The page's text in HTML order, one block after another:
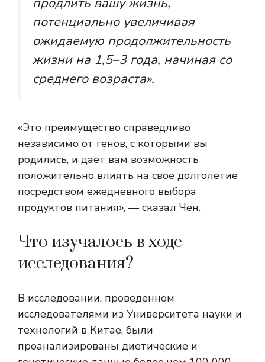
потенциально увеличивая
ожидаемую продолжительность
жизни на 1,5–3 года, начиная со
среднего возраста».
«Это преимущество справедливо
независимо от генов, с которыми вы
родились, и дает вам возможность
положительно влиять на свое долголетие
посредством ежедневного выбора
продуктов питания», — сказал Чен.
Что изучалось в ходе
исследования?
В исследовании, проведенном
исследователями из Университета науки и
технологий в Китае, были
проанализированы диетические и